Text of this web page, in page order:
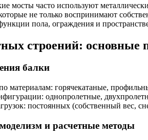
мосты часто используют
не только воспринимают
пола, ограждения и
строений:
балки
материалам: горячекатаные,
однопролетные,
постоянных (собственный вес,
и расчетные методы